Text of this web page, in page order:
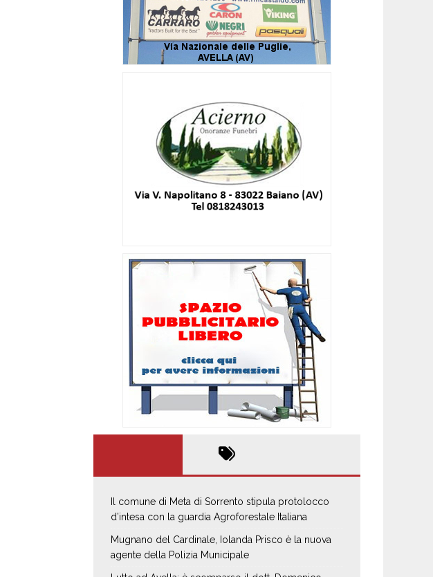
Il comune di Meta di Sorrento stipula protolocco
d’intesa con la guardia Agroforestale Italiana
Mugnano del Cardinale, Iolanda Prisco è la nuova
agente della Polizia Municipale